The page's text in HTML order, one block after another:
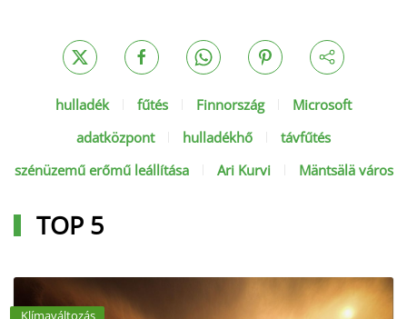
hulladék fűtés Finnország
Microsoft
adatközpont
hulladékhő
távfűtés
szénüzemű erőmű leállítása
Ari Kurvi Mäntsälä város
TOP 5
Klímaváltozás